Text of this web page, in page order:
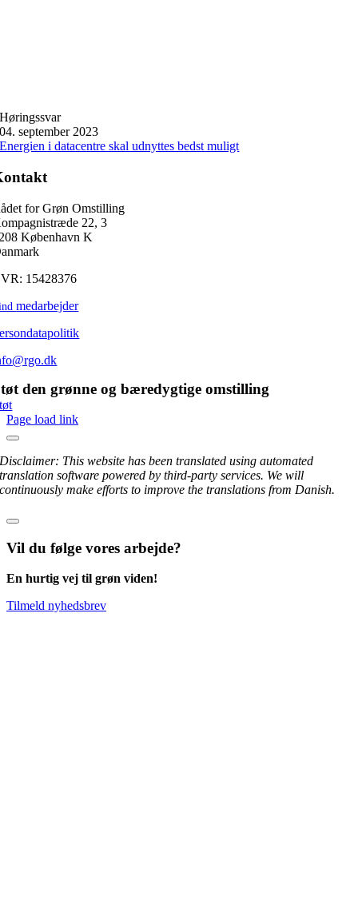
Høringssvar
04. september 2023
Energien i datacentre skal udnyttes bedst muligt
for Grøn Omstilling
22, 3
København K
15428376
medarbejder
den grønne og bæredygtige omstilling
Page load link
Disclaimer: This website has been translated using automated
translation software powered by third-party services. We will
continuously make efforts to improve the translations from Danish.
Vil du følge vores arbejde?
En hurtig vej til grøn viden!
Tilmeld nyhedsbrev